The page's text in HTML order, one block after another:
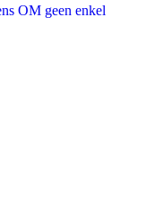
OM geen enkel